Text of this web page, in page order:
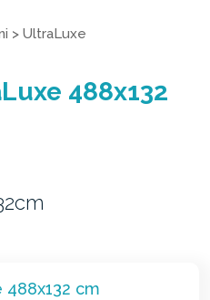
> UltraLuxe
488x132